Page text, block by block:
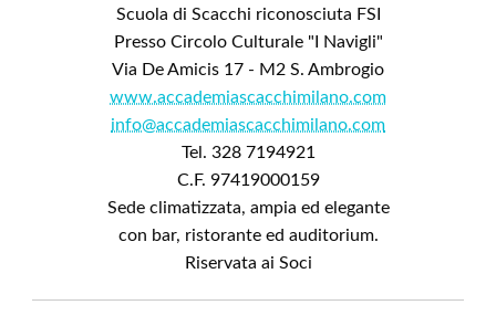
Scuola di Scacchi riconosciuta FSI
Presso Circolo Culturale "I Navigli"
Via De Amicis 17 - M2 S. Ambrogio
www.accademiascacchimilano.com
info@accademiascacchimilano.com
Tel. 328 7194921
C.F. 97419000159
Sede climatizzata, ampia ed elegante
con bar, ristorante ed auditorium.
Riservata ai Soci